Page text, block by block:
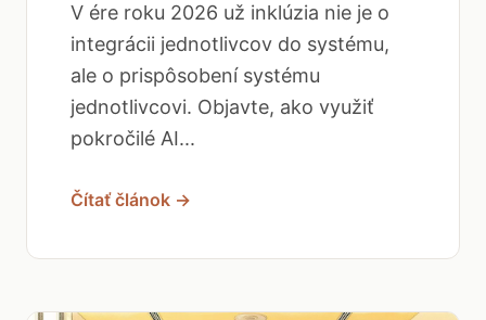
V ére roku 2026 už inklúzia nie je o
integrácii jednotlivcov do systému,
ale o prispôsobení systému
jednotlivcovi. Objavte, ako využiť
pokročilé AI...
Čítať článok →